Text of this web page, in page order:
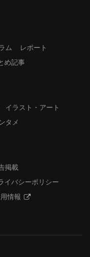
ム
レポート
め記事
イラスト・アート
タメ
掲載
イバシーポリシー
情報